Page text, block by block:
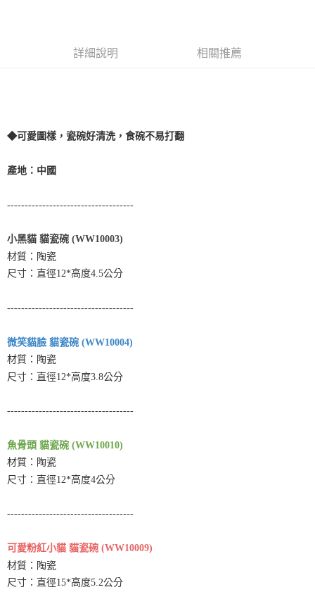
【關於「AFTEE先享後付」】
AFTEE先享後付是「在收到商品之後才付款」的支付方式。 讓您購物簡單
【「AFTEE先享後付」結帳流程】
２．訂單成立數日內，您將收到繳費通知簡訊。
後付繳納相關費用。
※ 交易是否成功請以「AFTEE先享後付 」之結帳頁面顯示為準，若有關於
是否繳費成功／繳費後需取消欲退款等相關疑問，請聯繫「AFTEE先享後付
客戶支援中心」https://netprotections.freshdesk.com/support/home
權轉讓予恩沛科技股份有限公司。
２．關於個人資料處理事宜，請瀏覽以下網址：
https://aftee.tw/terms/#terms3
３．未成年的使用者請事先徵得法定代理人或監護人之同意方可使用
４．使用「AFTEE先享後付」時，將依據個別帳號之用戶狀況，依本公司即
請求用戶進行身份認證。
５．嚴禁一人註冊多個帳號或使用他人資訊註冊。若發現惡意使用之情形，
恩沛科技股份有限公司將有權停止該用戶之使用額度並採取法律行動。
每筆NT$110，滿NT$1,500(含以上)免運費
每筆NT$360
宅配【偏遠地區-依黑貓物流所公告地區為主】
詳細說明 相關推薦
◆可愛圖樣，瓷碗好清洗，食碗不易打翻
產地：中國
------------------------------------
小黑貓 貓瓷碗 (WW10003)
材質：陶瓷
尺寸：直徑12*高度4.5公分
------------------------------------
微笑貓臉 貓瓷碗 (WW10004)
材質：陶瓷
尺寸：直徑12*高度3.8公分
------------------------------------
魚骨頭 貓瓷碗 (WW10010)
材質：陶瓷
尺寸：直徑12*高度4公分
------------------------------------
可愛粉紅小貓 貓瓷碗 (WW10009)
材質：陶瓷
尺寸：直徑15*高度5.2公分